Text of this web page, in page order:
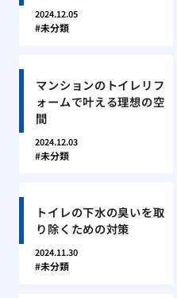
2024.12.05
未分類
マンションのトイレリフ
ォームで叶える理想の空
間
2024.12.03
未分類
トイレの下水の臭いを取
り除くための対策
2024.11.30
未分類